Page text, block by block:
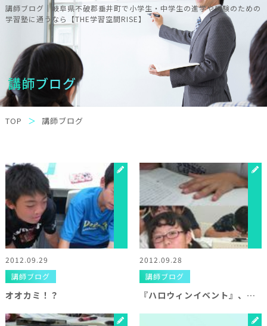
講師ブログ｜岐阜県不破郡垂井町で小学生・中学生の進学や受験のための
学習塾に通うなら【THE学習空間RISE】
講師ブログ
TOP 講師ブログ
2012.09.29
講師ブログ
オオカミ！？
2012.09.28
講師ブログ
『ハロウィンイベント』、始めます(=^・^=)